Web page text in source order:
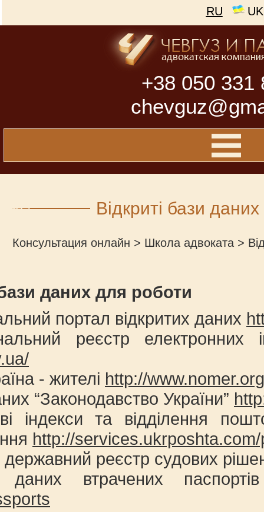
RU UK
+38 050 331
Відкриті бази
Консультация онлайн > Школа адвоката >
даних для роботи
портал відкритих даних
реєстр електронних
- жителі http://
“Законодавство України”
індекси та відділення
http://
реєстр судових
втрачених